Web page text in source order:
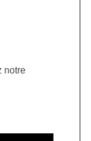
notre